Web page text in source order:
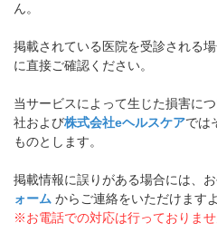
ん。
掲載されている医院を受診される
に直接ご確認ください。
当サービスによって生じた損害に
社および株式会社eヘルスケアでは
ものとします。
掲載情報に誤りがある場合には、お
ォーム からご連絡をいただけます
※お電話での対応は行っておりま